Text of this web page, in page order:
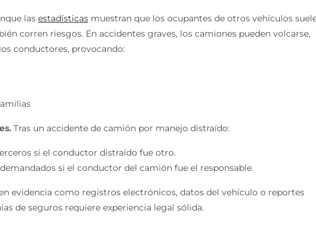
las estadísticas muestran que los ocupantes de otros vehículos
corren riesgos. En accidentes graves, los camiones pueden volcarse,
conductores, provocando:
Tras un accidente de camión por manejo distraído:
si el conductor distraído fue otro.
si el conductor del camión fue el responsable.
evidencia como registros electrónicos, datos del vehículo o reportes
de seguros requiere experiencia legal sólida.